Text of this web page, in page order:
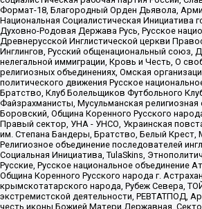
Формат-18, Благородный Орден Дьявола,
Национальная Социалистическая Инициатива
Духовно-Родовая Держава Русь, Русское
Древнерусской Инглистической церкви
Инглингов, Русский общенациональный союз,
нелегальной иммиграции, Кровь и Честь, О
религиозных объединениях, Омская
политического движения Русское
Братство, Клуб Болельщиков Футбольного
Файзрахманисты, Мусульманская религиозная
Боровский, Община Коренного Русского
Правый сектор, УНА - УНСО, Украинская
им. Степана Бандеры, Братство, Белый Крест,
Религиозное объединение последователей
Социальная Инициатива, TulaSkins,
Русские, Русское национальное объединение
Община Коренного Русского народа г.
крымскотатарского народа, Рубеж Севера,
экстремистской деятельности, РЕВТАТПОД,
честь иконы Божией Матери Державная,